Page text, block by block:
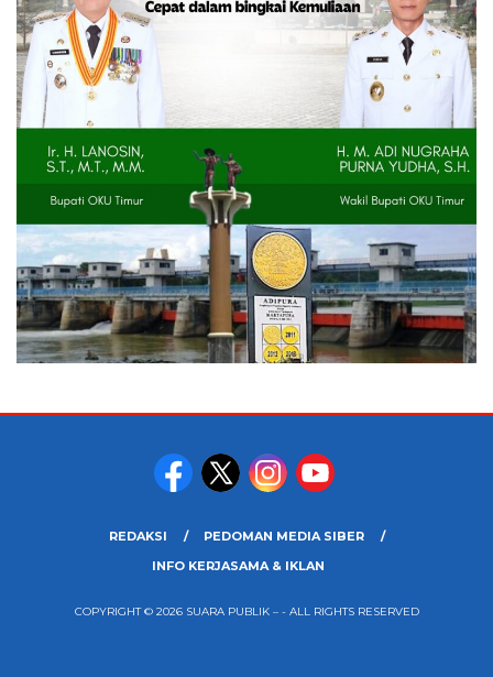
REDAKSI
PEDOMAN MEDIA SIBER
INFO KERJASAMA & IKLAN
COPYRIGHT © 2026 SUARA PUBLIK – - ALL RIGHTS RESERVED